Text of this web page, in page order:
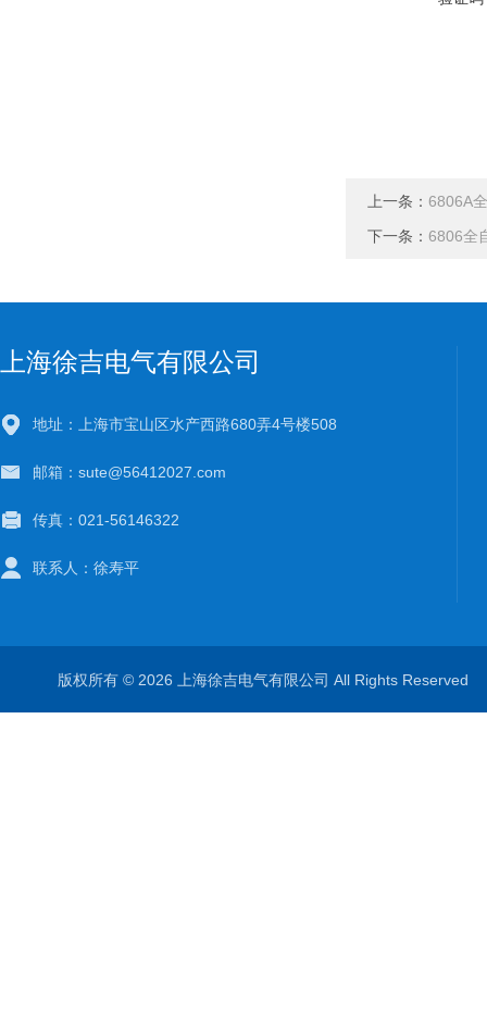
上一条： 6806A
下一条： 6806全
上海徐吉电气有限公司
地址：上海市宝山区水产西路680弄4号楼508
邮箱：sute@56412027.com
传真：021-56146322
联系人：徐寿平
版权所有 © 2026 上海徐吉电气有限公司 All Rights